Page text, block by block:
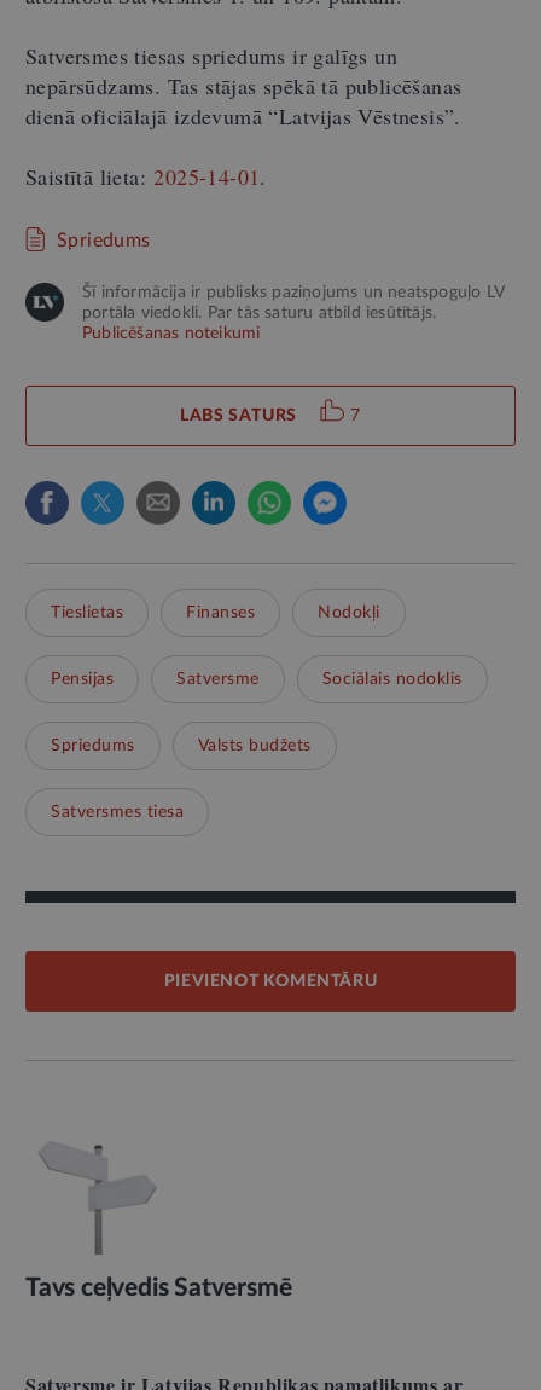
Satversmes tiesas spriedums ir galīgs un
nepārsūdzams. Tas stājas spēkā tā publicēšanas
dienā oficiālajā izdevumā “Latvijas Vēstnesis”.
Saistītā lieta:2025-14-01.
Spriedums
Šī informācija ir publisks paziņojums un neatspoguļo LV
portāla viedokli. Par tās saturu atbild iesūtītājs.
Publicēšanas noteikumi
LABS SATURS 7
Tieslietas Finanses Nodokļi
Pensijas Satversme Sociālais nodoklis
Spriedums Valsts budžets
Satversmes tiesa
PIEVIENOT KOMENTĀRU
Tavs ceļvedis Satversmē
Satversme ir Latvijas Republikas pamatlikums ar